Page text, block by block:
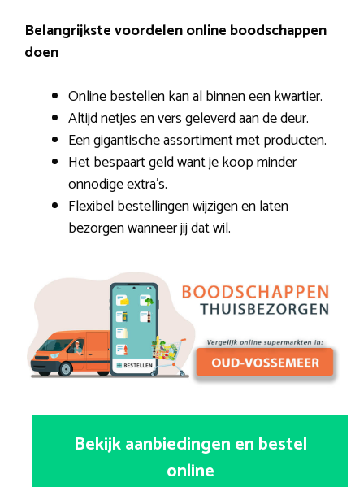
Belangrijkste voordelen online boodschappen
doen
Online bestellen kan al binnen een kwartier.
Altijd netjes en vers geleverd aan de deur.
Een gigantische assortiment met producten.
Het bespaart geld want je koop minder
onnodige extra’s.
Flexibel bestellingen wijzigen en laten
bezorgen wanneer jij dat wil.
Bekijk aanbiedingen en bestel
online